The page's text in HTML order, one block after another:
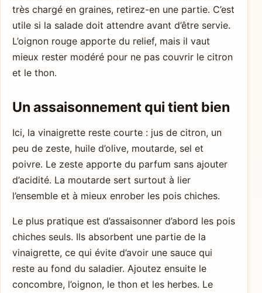
très chargé en graines, retirez-en une partie. C’est
utile si la salade doit attendre avant d’être servie.
L’oignon rouge apporte du relief, mais il vaut
mieux rester modéré pour ne pas couvrir le citron
et le thon.
Un assaisonnement qui tient bien
Ici, la vinaigrette reste courte : jus de citron, un
peu de zeste, huile d’olive, moutarde, sel et
poivre. Le zeste apporte du parfum sans ajouter
d’acidité. La moutarde sert surtout à lier
l’ensemble et à mieux enrober les pois chiches.
Le plus pratique est d’assaisonner d’abord les pois
chiches seuls. Ils absorbent une partie de la
vinaigrette, ce qui évite d’avoir une sauce qui
reste au fond du saladier. Ajoutez ensuite le
concombre, l’oignon, le thon et les herbes. Le